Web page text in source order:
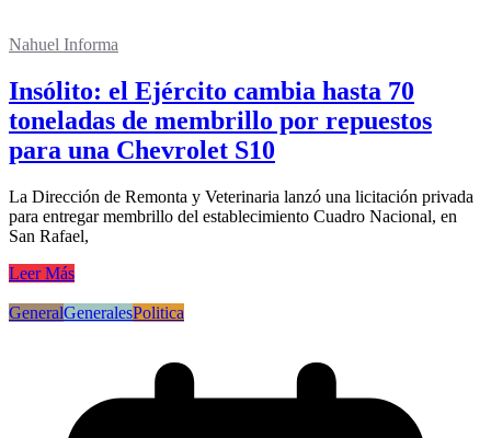
Nahuel Informa
Insólito: el Ejército cambia hasta 70
toneladas de membrillo por repuestos
para una Chevrolet S10
La Dirección de Remonta y Veterinaria lanzó una licitación privada
para entregar membrillo del establecimiento Cuadro Nacional, en
San Rafael,
Leer Más
GeneralGeneralesPolitica